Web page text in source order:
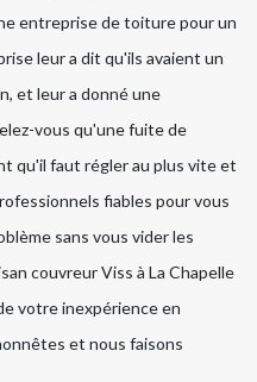
entreprise de toiture pour un
leur a dit qu'ils avaient un
et leur a donné une
vous qu'une fuite de
qu'il faut régler au plus vite et
fiables pour vous
sans vous vider les
couvreur Viss à La Chapelle
votre inexpérience en
et nous faisons